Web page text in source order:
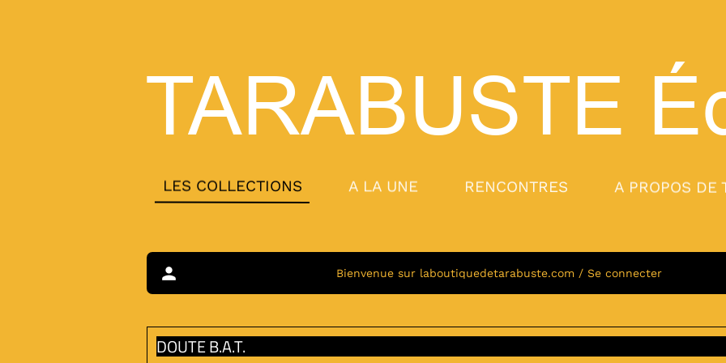
LES COLLECTIONS A LA UNE RENCONTRES A PROPOS DE
TARABUSTE
person Bienvenue sur laboutiquedetarabuste.com / Se connecter
DOUTE B.A.T.